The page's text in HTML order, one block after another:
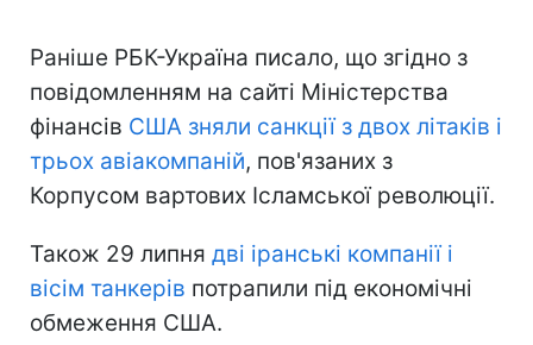
Раніше РБК-Україна писало, що згідно з
повідомленням на сайті Міністерства
фінансів США зняли санкції з двох літаків і
трьох авіакомпаній, пов'язаних з
Корпусом вартових Ісламської революції.
Також 29 липня дві іранські компанії і
вісім танкерів потрапили під економічні
обмеження США.